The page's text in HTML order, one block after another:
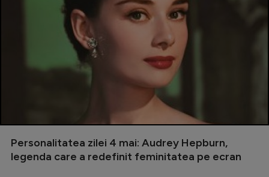
Personalitatea zilei 4 mai: Audrey Hepburn,
legenda care a redefinit feminitatea pe ecran